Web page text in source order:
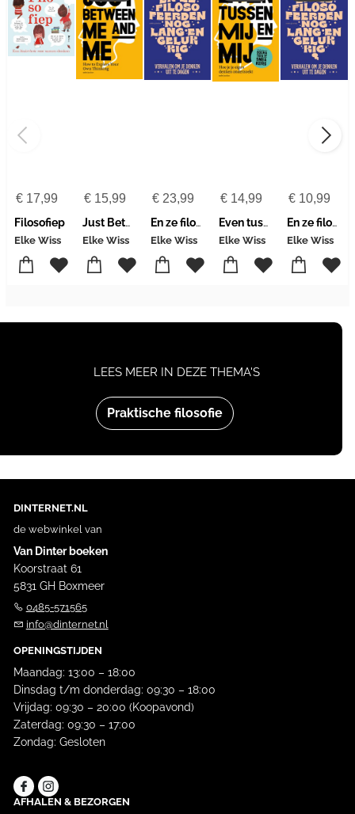
€17,99
Filosofiep
Elke Wiss
€15,99
Just Between Me and Me
Elke Wiss
€ 23,99
En ze filosofeerden nog lang en gelukkig
Elke Wiss
€ 14,99
Even tussen mij en mij
Elke Wiss
€ 10,99
En ze filosofeerden nog lang en gelukkig
Elke Wiss
Praktische filosofie
LEES MEER IN DEZE THEMA'S
DINTERNET.NL
de webwinkel van
Van Dinter boeken
Koorstraat 61
5831 GH Boxmeer
0485-571565
info@dinternet.nl
OPENINGSTIJDEN
Maandag: 13:00 – 18:00
Dinsdag t/m donderdag: 09:30 – 18:00
Vrijdag: 09:30 – 20:00 (Koopavond)
Zaterdag: 09:30 – 17:00
Zondag: Gesloten
AFHALEN & BEZORGEN